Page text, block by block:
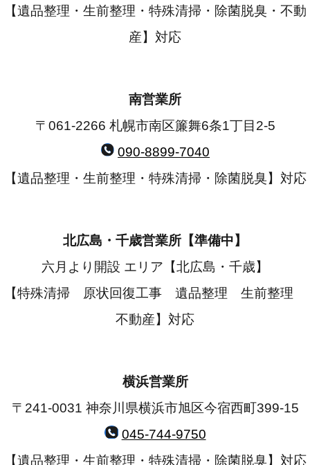
【遺品整理・生前整理・特殊清掃・除菌脱臭・不動
産】対応
南営業所
〒061-2266 札幌市南区簾舞6条1丁目2-5
090-8899-7040
【遺品整理・生前整理・特殊清掃・除菌脱臭】対応
北広島・千歳営業所【準備中】
六月より開設 エリア【北広島・千歳】
【特殊清掃 原状回復工事 遺品整理 生前整理
不動産】対応
横浜営業所
〒241-0031 神奈川県横浜市旭区今宿西町399-15
045-744-9750
【遺品整理・生前整理・特殊清掃・除菌脱臭】対応